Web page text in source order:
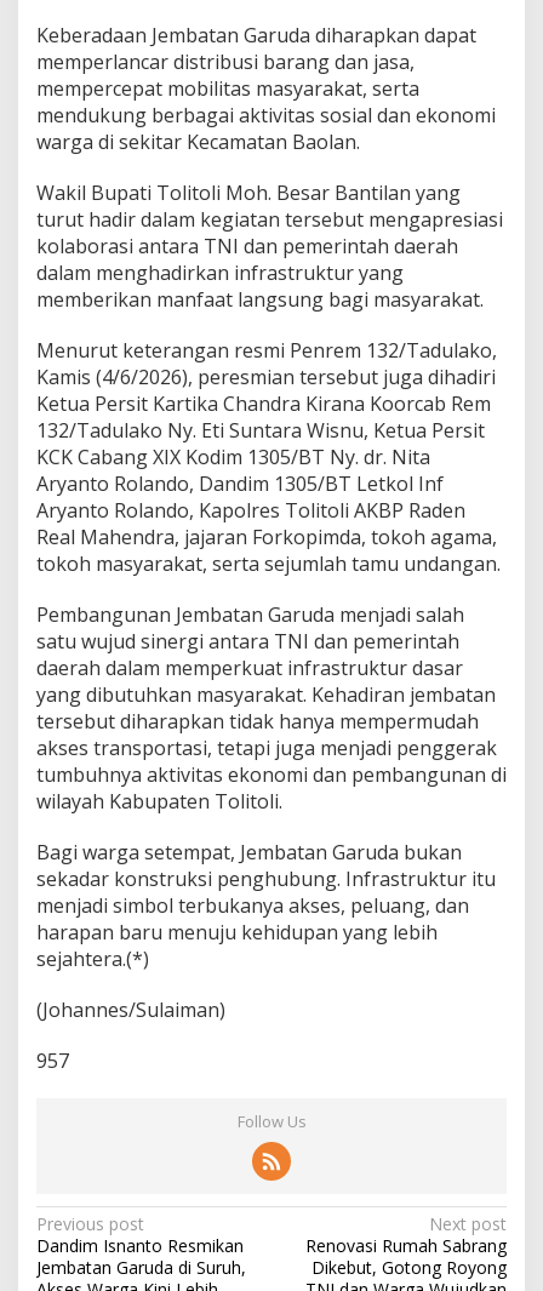
Keberadaan Jembatan Garuda diharapkan dapat
memperlancar distribusi barang dan jasa,
mempercepat mobilitas masyarakat, serta
mendukung berbagai aktivitas sosial dan ekonomi
warga di sekitar Kecamatan Baolan.
Wakil Bupati Tolitoli Moh. Besar Bantilan yang
turut hadir dalam kegiatan tersebut mengapresiasi
kolaborasi antara TNI dan pemerintah daerah
dalam menghadirkan infrastruktur yang
memberikan manfaat langsung bagi masyarakat.
Menurut keterangan resmi Penrem 132/Tadulako,
Kamis (4/6/2026), peresmian tersebut juga dihadiri
Ketua Persit Kartika Chandra Kirana Koorcab Rem
132/Tadulako Ny. Eti Suntara Wisnu, Ketua Persit
KCK Cabang XIX Kodim 1305/BT Ny. dr. Nita
Aryanto Rolando, Dandim 1305/BT Letkol Inf
Aryanto Rolando, Kapolres Tolitoli AKBP Raden
Real Mahendra, jajaran Forkopimda, tokoh agama,
tokoh masyarakat, serta sejumlah tamu undangan.
Pembangunan Jembatan Garuda menjadi salah
satu wujud sinergi antara TNI dan pemerintah
daerah dalam memperkuat infrastruktur dasar
yang dibutuhkan masyarakat. Kehadiran jembatan
tersebut diharapkan tidak hanya mempermudah
akses transportasi, tetapi juga menjadi penggerak
tumbuhnya aktivitas ekonomi dan pembangunan di
wilayah Kabupaten Tolitoli.
Bagi warga setempat, Jembatan Garuda bukan
sekadar konstruksi penghubung. Infrastruktur itu
menjadi simbol terbukanya akses, peluang, dan
harapan baru menuju kehidupan yang lebih
sejahtera.(*)
(Johannes/Sulaiman)
957
Follow Us
P
o
Previous post
Dandim Isnanto Resmikan
Jembatan Garuda di Suruh,
Next post
Renovasi Rumah Sabrang
Dikebut, Gotong Royong